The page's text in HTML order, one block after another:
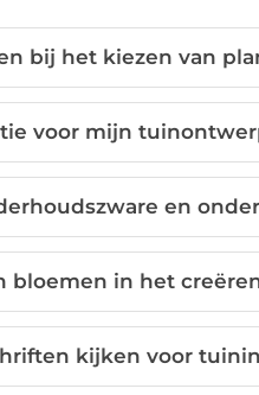
bij het kiezen van
voor mijn
en
bloemen in het
kijken voor